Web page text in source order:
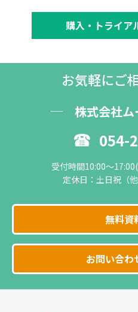
購入・トライア
お気軽にご
株式会社ム
054-
受付時間10:00～
定休日：土日祝（
無料資
お問い合わ